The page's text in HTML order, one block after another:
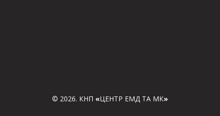
© 2026. КНП «ЦЕНТР ЕМД ТА МК»